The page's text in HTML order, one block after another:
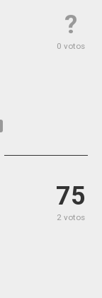
?
0 votos
75
2 votos